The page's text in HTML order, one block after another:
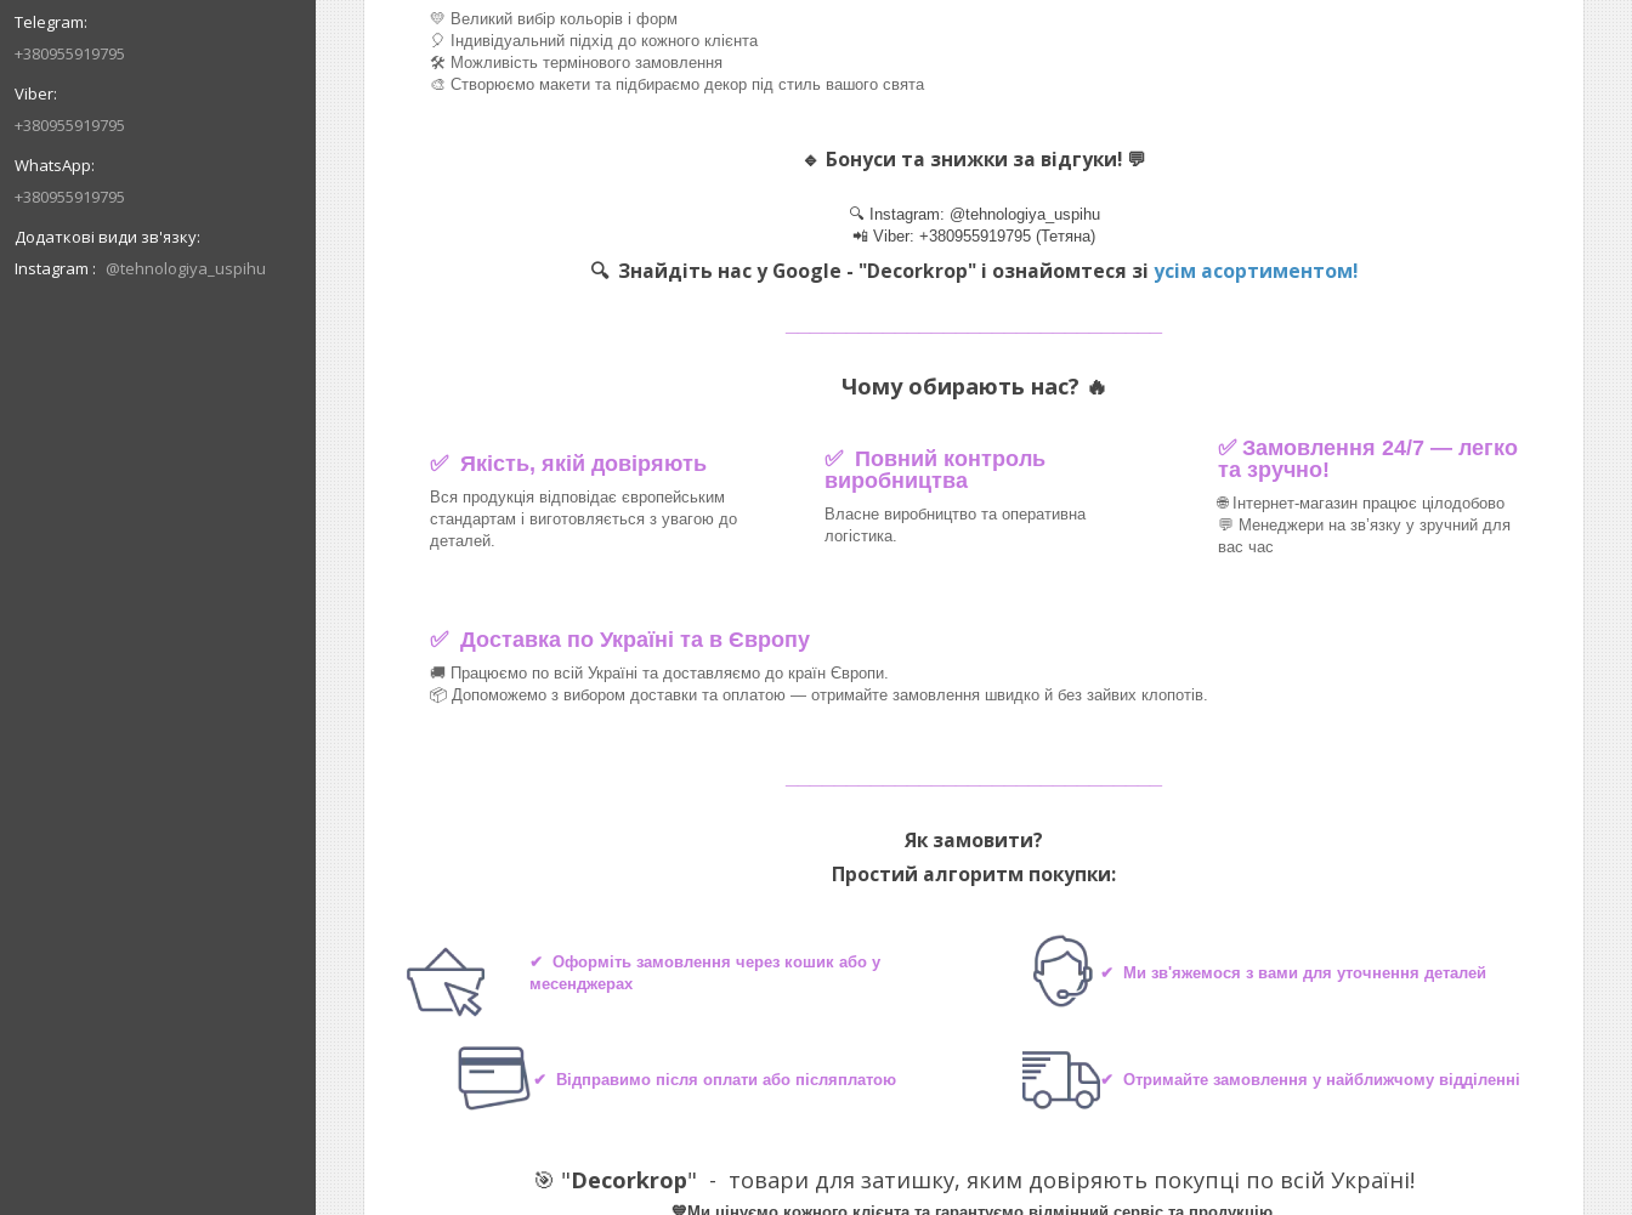
+380955919795
+380955919795
+380955919795
Instagram @tehnologiya_uspihu
💛 Великий вибір кольорів і форм
🎈 Індивідуальний підхід до кожного клієнта
🛠 Можливість термінового замовлення
🎨 Створюємо макети та підбираємо декор під стиль вашого свята
🔹 Бонуси та знижки за відгуки! 💬
🔍 Instagram: @tehnologiya_uspihu
📲 Viber: +380955919795 (Тетяна)
🔍 Знайдіть нас у Google - "Decorkrop" і ознайомтеся зі усім асортиментом!
Чому обирають нас? 🔥
✅ Якість, якій довіряють
Вся продукція відповідає європейським
стандартам і виготовляється з увагою до
деталей.
✅ Повний контроль
виробництва
Власне виробництво та оперативна
логістика.
✅ Замовлення 24/7 — легко
та зручно!
🌐 Інтернет-магазин працює цілодобово
💬 Менеджери на зв’язку у зручний для
вас час
✅Доставка по Україні та в Європу
🚚 Працюємо по всій Україні та доставляємо до країн Європи.
📦 Допоможемо з вибором доставки та оплатою — отримайте замовлення швидко й без зайвих клопотів.
Як замовити?
Простий алгоритм покупки:
✔ Оформіть замовлення через кошик або у
месенджерах
✔ Ми зв'яжемося з вами для уточнення деталей
✔ Відправимо після оплати або післяплатою ✔ Отримайте замовлення у найближчому відділенні
🎯 "Decorkrop" - товари для затишку, яким довіряють покупці по всій Україні!